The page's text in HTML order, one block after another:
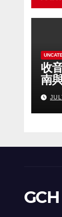
收
南
GCH